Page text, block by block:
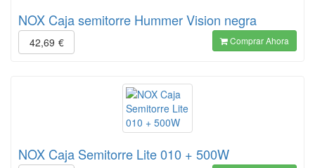
NOX Caja semitorre Hummer Vision negra
42,69 € Comprar Ahora
NOX Caja Semitorre Lite 010 + 500W